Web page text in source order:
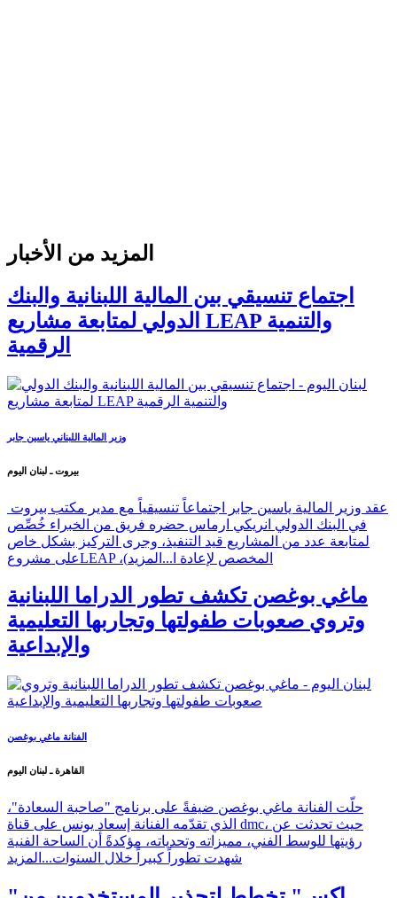
المزيد من الأخبار
اجتماع تنسيقي بين المالية اللبنانية والبنك
الدولي لمتابعة مشاريع LEAP والتنمية
الرقمية
وزير المالية اللبناني ياسين جابر
بيروت ـ لبنان اليوم
في البنك الدولي انريكي ارماس حضره فريق من الخبراء خُصِّص
لمتابعة عدد من المشاريع قيد التنفيذ، وجرى التركيز بشكل خاص
على مشروعLEAP ،(المخصص لإعادة ا... المزيد
ماغي بوغصن تكشف تطور الدراما اللبنانية
وتروي صعوبات طفولتها وتجاربها التعليمية
والإبداعية
الفنانة ماغي بوغصن
القاهرة ـ لبنان اليوم
حلّت الفنانة ماغي بوغصن ضيفةً على برنامج "صاحبة السعادة"،
الذي تقدّمه الفنانة إسعاد يونس على قناة dmc، حيث تحدثت عن
رؤيتها للوسط الفني، مميزاته وتحدياته، مؤكدةً أن الساحة الفنية
شهدت تطوراً كبيراً خلال السنوات... المزيد